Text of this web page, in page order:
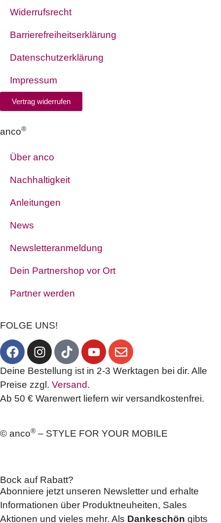
Widerrufsrecht
Barrierefreiheitserklärung
Datenschutzerklärung
Impressum
Vertrag widerrufen
anco®
Über anco
Nachhaltigkeit
Anleitungen
News
Newsletteranmeldung
Dein Partnershop vor Ort
Partner werden
FOLGE UNS!
Deine Bestellung ist in 2-3 Werktagen bei dir. Alle
Preise zzgl. Versand.
Ab 50 € Warenwert liefern wir versandkostenfrei.
© anco® – STYLE FOR YOUR MOBILE
Bock auf Rabatt?
Abonniere jetzt unseren Newsletter und erhalte
Informationen über Produktneuheiten, Sales
Aktionen und vieles mehr. Als Dankeschön gibts